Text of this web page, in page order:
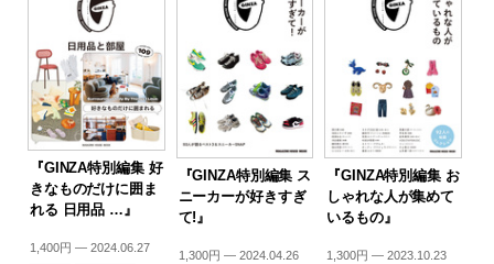
『GINZA特別編集 好
きなものだけに囲ま
れる 日用品 …』
1,400円 — 2024.06.27
『GINZA特別編集 ス
ニーカーが好きすぎ
て!』
1,300円 — 2024.04.26
『GINZA特別編集 お
しゃれな人が集めて
いるもの』
1,300円 — 2023.10.23